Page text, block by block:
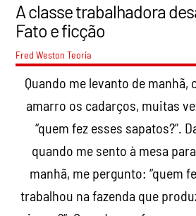
A classe trabalhadora
Fato e ficção
Fred Weston Teoria
Quando me levanto de manhã,
amarro os cadarços, muitas
“quem fez esses sapatos?”.
quando me sento à mesa
manhã, me pergunto: “quem
trabalhou na fazenda que